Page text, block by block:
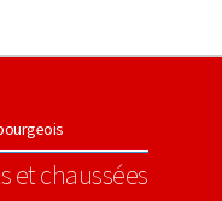
et chaussées